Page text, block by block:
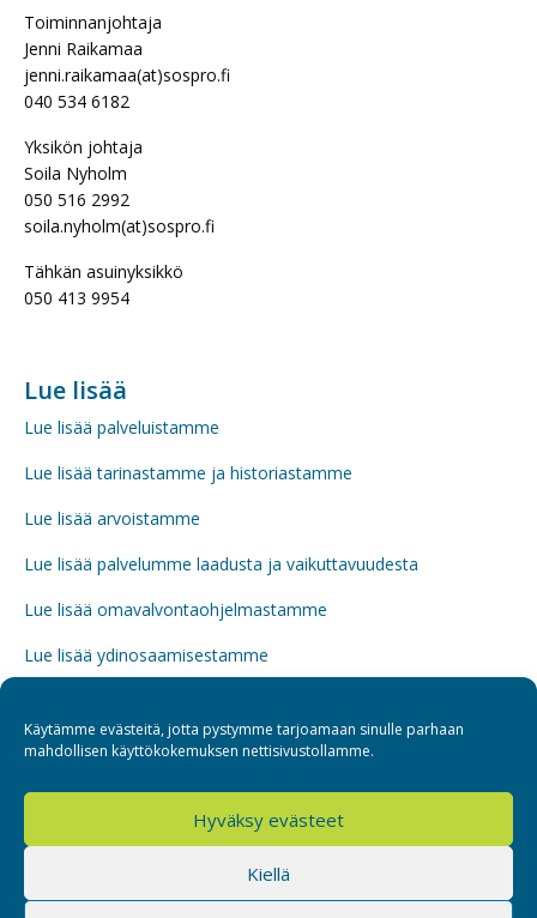
Käytämme evästeitä, jotta pystymme tarjoamaan sinulle parhaan
mahdollisen käyttökokemuksen nettisivustollamme.
Hyväksy evästeet
Kiellä
Toiminnanjohtaja
Jenni Raikamaa
jenni.raikamaa(at)sospro.fi
040 534 6182
Yksikön johtaja
Soila Nyholm
050 516 2992
soila.nyholm(at)sospro.fi
Tähkän asuinyksikkö
050 413 9954
Lue lisää
Lue lisää palveluistamme
Lue lisää tarinastamme ja historiastamme
Lue lisää arvoistamme
Lue lisää palvelumme laadusta ja vaikuttavuudesta
Lue lisää omavalvontaohjelmastamme
Lue lisää ydinosaamisestamme
täydennyskoulutuksista